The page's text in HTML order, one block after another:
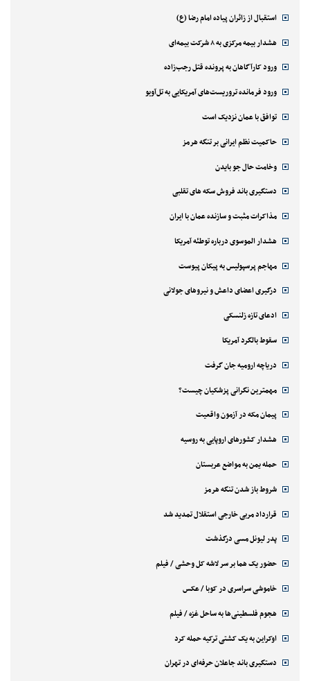
استقبال از زائران پیاده امام رضا (ع)
هشدار بیمه مرکزی به ۸ شرکت بیمه‌ای
ورود کارآگاهان به پرونده قتل رجب‌زاده
ورود فرمانده تروریست‌های آمریکایی به تل‌آویو
توافق با عمان نزدیک است
حاکمیت نظم ایرانی بر تنگه هرمز
وخامت حال جو بایدن
دستگیری باند فروش سکه های تقلبی
مذاکرات مثبت و سازنده عمان با ایران
هشدار الموسوی درباره توطئه آمریکا
مهاجم پرسپولیس به پیکان پیوست
درگیری اعضای داعش و نیروهای جولانی
ادعای تازه زلنسکی
سقوط بالگرد آمریکا
دریاچه ارومیه جان گرفت
مهمترین نگرانی پزشکیان چیست؟
پیمان مکه در آزمون واقعیت
هشدار کشورهای اروپایی به روسیه
حمله یمن به مواضع عربستان
شروط باز شدن تنگه هرمز
قرارداد مربی خارجی استقلال تمدید شد
پدر لیونل مسی درگذشت
حضور یک هما بر سر لاشه‌ کل وحشی / فیلم
خاموشی سراسری در کوبا / عکس
هجوم فلسطینی‌ها به ساحل غزه / فیلم
اوکراین به یک کشتی ترکیه حمله کرد
دستگیری باند جاعلان حرفه‌ای در تهران